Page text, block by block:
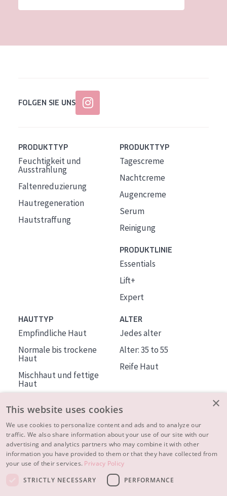
FOLGEN SIE UNS
PRODUKTTYP
Feuchtigkeit und
Ausstrahlung
Faltenreduzierung
Hautregeneration
Hautstraffung
PRODUKTTYP
Tagescreme
Nachtcreme
Augencreme
Serum
Reinigung
PRODUKTLINIE
Essentials
Lift+
Expert
HAUTTYP
Empfindliche Haut
Normale bis trockene
Haut
Mischhaut und fettige
Haut
Haut
ALTER
Jedes alter
Alter: 35 to 55
Reife Haut
ÜBER DIADERMINE
Mehr über uns
Inspiration
×
This website uses cookies
We use cookies to personalize content and ads and to analyze our
traffic. We also share information about your use of our site with our
advertising and analytics partners who may combine it with other
information you have provided to them or that they have collected from
your use of their services. Privacy Policy
STRICTLY NECESSARY
PERFORMANCE